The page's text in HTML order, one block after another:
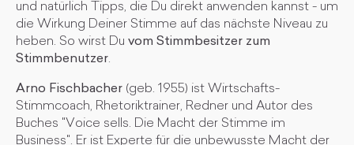
und natürlich Tipps, die Du direkt anwenden kannst - um
die Wirkung Deiner Stimme auf das nächste Niveau zu
heben. So wirst Du vom Stimmbesitzer zum
Stimmbenutzer.
Arno Fischbacher (geb. 1955) ist Wirtschafts-
Stimmcoach, Rhetoriktrainer, Redner und Autor des
Buches "Voice sells. Die Macht der Stimme im
Business". Er ist Experte für die unbewusste Macht der